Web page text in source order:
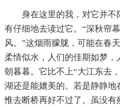
身在这里的我，对它并
有仔细地去读过它。“深秋帘
风。”这烟雨朦胧，可能在春
柔情似水，人们的佳期如梦，
朝暮暮。它比不上“大江东去
湖还是能媲美的。若是静静地
惟去断桥再好不过了。虽没